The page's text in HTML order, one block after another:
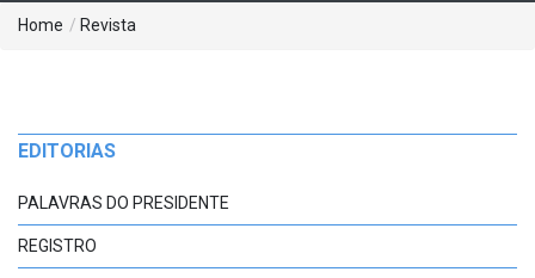
Home / Revista
EDITORIAS
PALAVRAS DO PRESIDENTE
REGISTRO